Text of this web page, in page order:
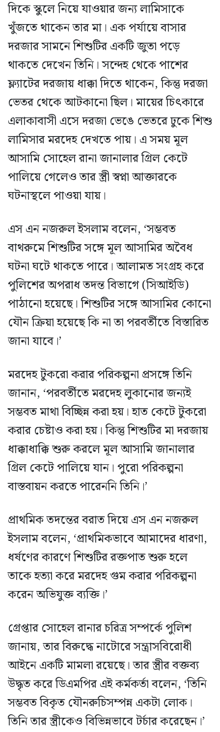
দিকে স্কুলে নিয়ে যাওয়ার জন্য লামিসাকে
খুঁজতে থাকেন তার মা। এক পর্যায়ে বাসার
দরজার সামনে শিশুটির একটি জুতা পড়ে
থাকতে দেখেন তিনি। সন্দেহ থেকে পাশের
ফ্ল্যাটের দরজায় ধাক্কা দিতে থাকেন, কিন্তু দরজা
ভেতর থেকে আটকানো ছিল। মায়ের চিৎকারে
এলাকাবাসী এসে দরজা ভেঙে ভেতরে ঢুকে শিশু
লামিসার মরদেহ দেখতে পায়। এ সময় মূল
আসামি সোহেল রানা জানালার গ্রিল কেটে
পালিয়ে গেলেও তার স্ত্রী স্বপ্না আক্তারকে
ঘটনাস্থলে পাওয়া যায়।
এস এন নজরুল ইসলাম বলেন, ‘সম্ভবত
বাথরুমে শিশুটির সঙ্গে মূল আসামির অবৈধ
ঘটনা ঘটে থাকতে পারে। আলামত সংগ্রহ করে
পুলিশের অপরাধ তদন্ত বিভাগে (সিআইডি)
পাঠানো হয়েছে। শিশুটির সঙ্গে আসামির কোনো
যৌন ক্রিয়া হয়েছে কি না তা পরবর্তীতে বিস্তারিত
জানা যাবে।’
মরদেহ টুকরো করার পরিকল্পনা প্রসঙ্গে তিনি
জানান, ‘পরবর্তীতে মরদেহ লুকানোর জন্যই
সম্ভবত মাথা বিচ্ছিন্ন করা হয়। হাত কেটে টুকরো
করার চেষ্টাও করা হয়। কিন্তু শিশুটির মা দরজায়
ধাক্কাধাক্কি শুরু করলে মূল আসামি জানালার
গ্রিল কেটে পালিয়ে যান। পুরো পরিকল্পনা
বাস্তবায়ন করতে পারেননি তিনি।’
প্রাথমিক তদন্তের বরাত দিয়ে এস এন নজরুল
ইসলাম বলেন, ‘প্রাথমিকভাবে আমাদের ধারণা,
ধর্ষণের কারণে শিশুটির রক্তপাত শুরু হলে
তাকে হত্যা করে মরদেহ গুম করার পরিকল্পনা
করেন অভিযুক্ত ব্যক্তি।’
গ্রেপ্তার সোহেল রানার চরিত্র সম্পর্কে পুলিশ
জানায়, তার বিরুদ্ধে নাটোরে সন্ত্রাসবিরোধী
আইনে একটি মামলা রয়েছে। তার স্ত্রীর বক্তব্য
উদ্ধৃত করে ডিএমপির এই কর্মকর্তা বলেন, ‘তিনি
সম্ভবত বিকৃত যৌনরুচিসম্পন্ন একটা লোক।
তিনি তার স্ত্রীকেও বিভিন্নভাবে টর্চার করেছেন।’